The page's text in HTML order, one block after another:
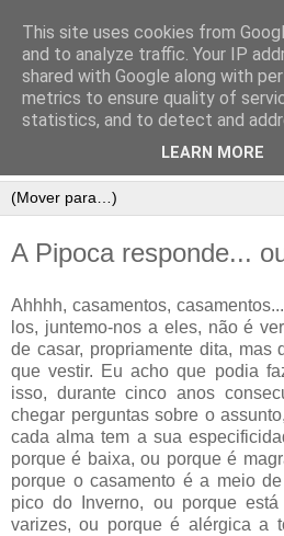
A Pipoca responde...
Ahhhh, casamentos,
los, juntemo-nos a eles, não é
de casar, propriamente dita, mas
que vestir. Eu acho que podia
isso, durante cinco anos
chegar perguntas sobre o
cada alma tem a sua
porque é baixa, ou porque é
porque o casamento é a meio
pico do Inverno, ou porque
varizes, ou porque é alérgica a
This site uses cookies from
and to analyze traffic. Your IP
shared with Google along with
metrics to ensure quality of
statistics, and to detect and
LEARN MORE